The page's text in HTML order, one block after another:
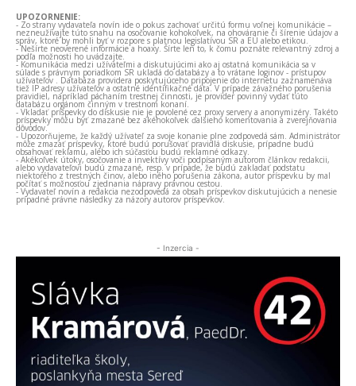
UPOZORNENIE:
- Zo strany vydavateľa novín ide o pokus zachovať určitú formu voľnej komunikácie –
nezneužívajte túto snahu na osočovanie kohokoľvek, na ohováranie či šírenie údajov a
správ, ktoré by mohli byť v rozpore s platnou legislatívou SR a EÚ alebo etikou.
- Nešírte neoverené informácie a hoaxy. Šírte len to, k čomu poznáte relevantný zdroj a
podľa možnosti ho uvádzajte.
- Komunikácia medzi užívateľmi a diskutujúcimi ako aj ostatná komunikácia sa v
súlade s právnym poriadkom SR ukladá do databázy a to vrátane loginov - prístupov
užívateľov . Databáza providera poskytujúceho pripojenie do internetu zaznamenáva
tiež IP adresy užívateľov a ostatné identifikačné dáta. V prípade závažného porušenia
pravidiel, napríklad páchaním trestnej činnosti, je provider povinný vydať túto
databázu orgánom činným v trestnom konaní.
- Vkladať príspevky do diskusie nie je povolené cez proxy servery a anonymizéry. Takéto
príspevky môžu byť zmazané bez akéhokoľvek ďalšieho komentovania a zverejňovania
dôvodov.
- Upozorňujeme, že každý užívateľ za svoje konanie plne zodpovedá sám. Administrátor
môže zmazať príspevky, ktoré budú porušovať pravidlá diskusie, prípadne budú
obsahovať reklamu, alebo ich súčasťou budú reklamné odkazy.
- Akékoľvek útoky, osočovanie a invektívy voči podpísaným autorom článkov redakcii,
alebo vydavateľovi budú zmazané, resp. v prípade, že budú zakladať podstatu
niektorého z trestných činov, alebo iného porušenia zákona, autor príspevku by mal
počítať s možnosťou zjednania nápravy právnou cestou.
- Vydavateľ novín a redakcia nezodpovedá za obsah príspevkov diskutujúcich a nenesie
prípadné právne následky za názory autorov príspevkov.
- Inzercia -